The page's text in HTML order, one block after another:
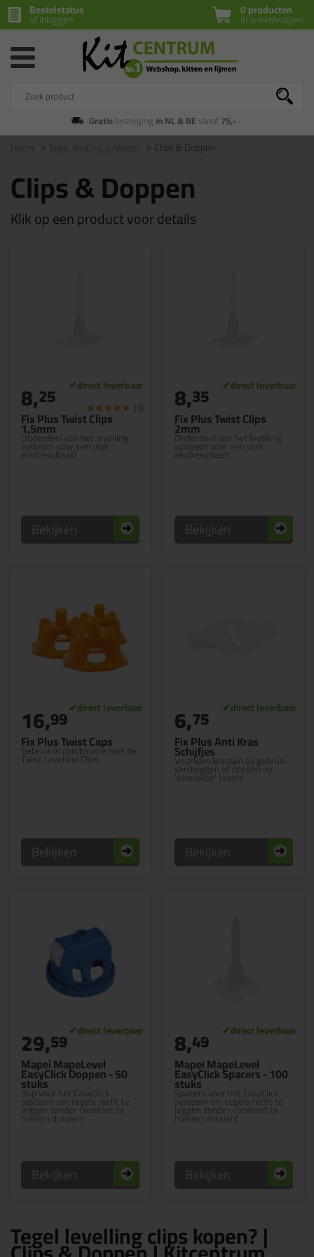
0 producten
in winkelwagen
Bestelstatus
of inloggen
Gratisbezorging in NL & BEvanaf75,-
Clips & Doppen
Clips & Doppen
Klik op een product voor details
Fix Plus Twist Clips
1,5mm
Onderdeel van het levelling
systeem voor een vlak
eindresultaat!
8,25 (1)
Bekijken
Fix Plus Twist Clips
2mm
Onderdeel van het levelling
systeem voor een vlak
eindresultaat!
8,35
Bekijken
Fix Plus Twist Caps
Gebruik in combinatie met de
Twist Levelling Clips
16,99
Bekijken
Fix Plus Anti Kras
Schijfjes
Voorkom krassen bij gebruik
van keggen of doppen op
'gevoelige' tegels
6,75
Bekijken
Mapei MapeLevel
EasyClick Doppen - 50
stuks
Dop voor het EasyClick
systeem om tegels recht te
leggen zonder constant te
hoeven draaien!
29,59
Bekijken
Mapei MapeLevel
EasyClick Spacers - 100
stuks
Spacers voor het EasyClick
systeem om tegels recht te
leggen zonder constant te
hoeven draaien!
8,49
Bekijken
Tegel levelling clips kopen? |